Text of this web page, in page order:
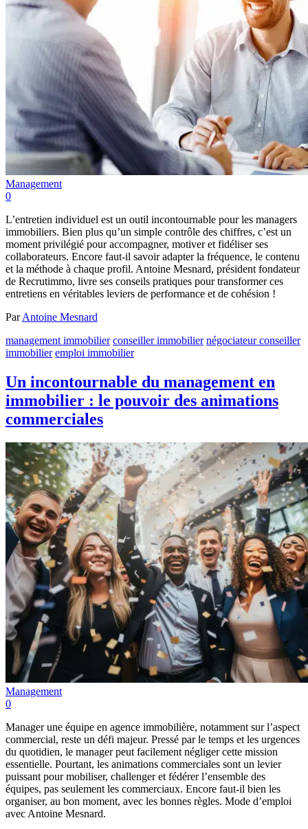
Management
0
L’entretien individuel est un outil incontournable pour les managers
immobiliers. Bien plus qu’un simple contrôle des chiffres, c’est un
moment privilégié pour accompagner, motiver et fidéliser ses
collaborateurs. Encore faut-il savoir adapter la fréquence, le contenu
et la méthode à chaque profil. Antoine Mesnard, président fondateur
de Recrutimmo, livre ses conseils pratiques pour transformer ces
entretiens en véritables leviers de performance et de cohésion !
ParAntoine Mesnard
management immobilier conseiller immobilier négociateur conseiller
immobilier emploi immobilier
Un incontournable du management en
immobilier : le pouvoir des animations
commerciales
Management
0
Manager une équipe en agence immobilière, notamment sur l’aspect
commercial, reste un défi majeur. Pressé par le temps et les urgences
du quotidien, le manager peut facilement négliger cette mission
essentielle. Pourtant, les animations commerciales sont un levier
puissant pour mobiliser, challenger et fédérer l’ensemble des
équipes, pas seulement les commerciaux. Encore faut-il bien les
organiser, au bon moment, avec les bonnes règles. Mode d’emploi
avec Antoine Mesnard.